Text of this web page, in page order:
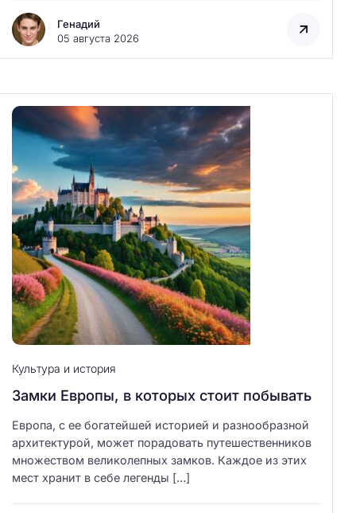
Генадий
05 августа 2026
Культура и история
Замки Европы, в которых стоит побывать
Европа, с ее богатейшей историей и разнообразной
архитектурой, может порадовать путешественников
множеством великолепных замков. Каждое из этих
мест хранит в себе легенды […]